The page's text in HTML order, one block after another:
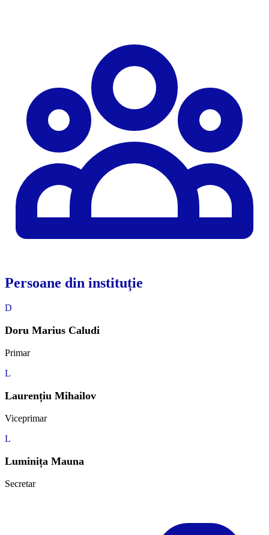
Persoane din instituție
D
Doru Marius Caludi
Primar
L
Laurențiu Mihailov
Viceprimar
L
Luminița Mauna
Secretar